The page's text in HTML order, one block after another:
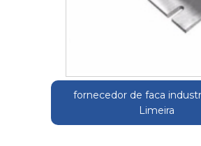
fornecedor de faca
Limeira